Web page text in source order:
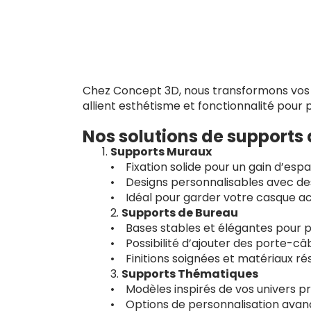
Chez Concept 3D, nous transformons
allient esthétisme et fonctionnalité pour
Nos solutions de supports
Supports Muraux
• Fixation solide pour un gain
• Designs personnalisables avec
• Idéal pour garder votre casque
2. Supports de Bureau
• Bases stables et élégantes pour
• Possibilité d’ajouter des porte-
• Finitions soignées et matériaux
3. Supports Thématiques
• Modèles inspirés de vos univers
• Options de personnalisation